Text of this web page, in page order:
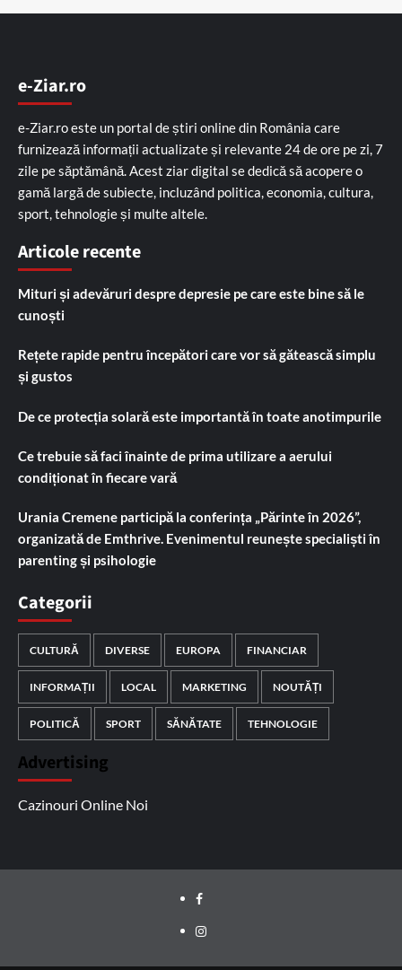
e-Ziar.ro
e-Ziar.ro este un portal de știri online din România care
furnizează informații actualizate și relevante 24 de ore pe zi, 7
zile pe săptămână. Acest ziar digital se dedică să acopere o
gamă largă de subiecte, incluzând politica, economia, cultura,
sport, tehnologie și multe altele.
Articole recente
Mituri și adevăruri despre depresie pe care este bine să le
cunoști
Rețete rapide pentru începători care vor să gătească simplu
și gustos
De ce protecția solară este importantă în toate anotimpurile
Ce trebuie să faci înainte de prima utilizare a aerului
condiționat în fiecare vară
Urania Cremene participă la conferința „Părinte în 2026”,
organizată de Emthrive. Evenimentul reunește specialiști în
parenting și psihologie
Categorii
CULTURĂ DIVERSE EUROPA FINANCIAR
INFORMAȚII LOCAL MARKETING NOUTĂȚI
POLITICĂ SPORT SĂNĂTATE TEHNOLOGIE
Advertising
Cazinouri Online Noi
Facebook
Instagram